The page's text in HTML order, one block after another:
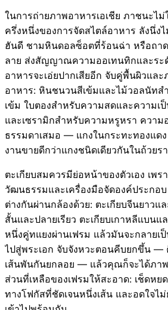
ในการถ่ายภาพอาหารเอเชีย ภาชนะไ
ครึ่งหนึ่งของการจัดสไตล์อาหาร ลังนึ่ง
ฮันดี ชามหินดอลซ็อตที่ร้อนฉ่า หรือถา
ลาย ส่งสัญญาณความออเทนทิกและร
อาหารจะเอ่ยปากเสียอีก จับคู่พื้นผิวแล
อาหาร: หินชนวนสีเข้มและไม้วอลนัทส
เข้ม ใบตองสำหรับความสดและความเ
และเซรามิกสำหรับความหรูหรา ควา
ธรรมดาเสมอ — แกงในกระทะทองแด
งานขายดีกว่าแกงชนิดเดียวกันในถ้วยร
ตะเกียบสมควรมีย่อหน้าของตัวเอง เพ
วัฒนธรรมและเครื่องมือจัดองค์ประกอ
ต่างกันผ่านกล้องด้วย: ตะเกียบจีนยาวแ
สั้นและปลายเรียว ตะเกียบเกาหลีแบนแ
หนึ่งคู่ทแยงผ่านเฟรม แล้วมันจะกลายเ
ไปสู่พระเอก จับจังหวะตอนคีบยกขึ้น —
เส้นพันกันยกลอย — แล้วคุณก็จะได้ภา
ส่วนที่เหลือของเฟรมให้สะอาด: เช็ดหย
ทางโฟกัสที่ชัดเจนหนึ่งเส้น และอดใจไม่